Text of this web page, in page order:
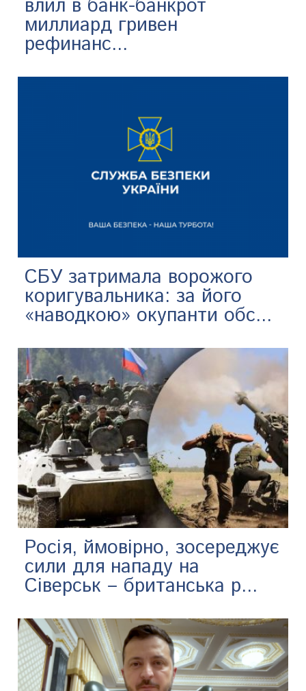
влил в банк-банкрот
миллиард гривен
рефинанс...
СБУ затримала ворожого
коригувальника: за його
«наводкою» окупанти обс...
Росія, ймовірно, зосереджує
сили для нападу на
Сіверськ – британська р...